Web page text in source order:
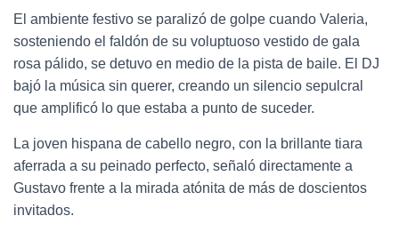
El ambiente festivo se paralizó de golpe cuando Valeria,
sosteniendo el faldón de su voluptuoso vestido de gala
rosa pálido, se detuvo en medio de la pista de baile. El DJ
bajó la música sin querer, creando un silencio sepulcral
que amplificó lo que estaba a punto de suceder.
La joven hispana de cabello negro, con la brillante tiara
aferrada a su peinado perfecto, señaló directamente a
Gustavo frente a la mirada atónita de más de doscientos
invitados.